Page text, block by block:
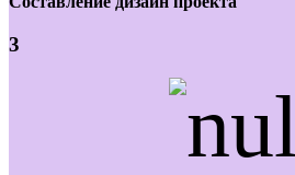
3